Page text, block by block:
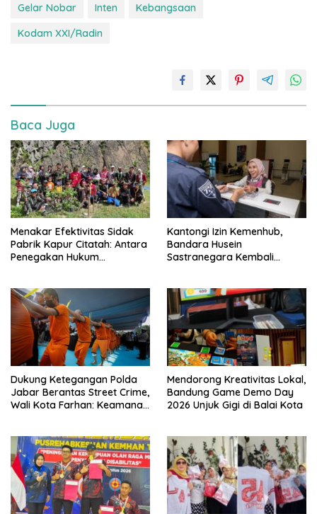
Gelar Nobar Inten
Kebangsaan
Kodam XXI/Radin
Baca Juga
Menakar Efektivitas Sidak
Pabrik Kapur Citatah: Antara
Penegakan Hukum
Warga
Kantongi Izin Kemenhub,
Bandara Husein
Sastranegara Kembali
Dukung Ketegangan Polda
Jabar Berantas Street Crime,
Wali Kota Farhan: Keamanan
Mendorong Kreativitas Lokal,
Bandung Game Demo Day
2026 Unjuk Gigi di Balai Kota